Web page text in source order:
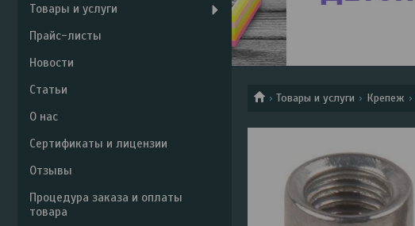
Товары и услуги Крепеж
Товары и услуги
Прайс-листы
Новости
Статьи
О нас
Сертификаты и лицензии
Отзывы
Процедура заказа и оплаты
товара